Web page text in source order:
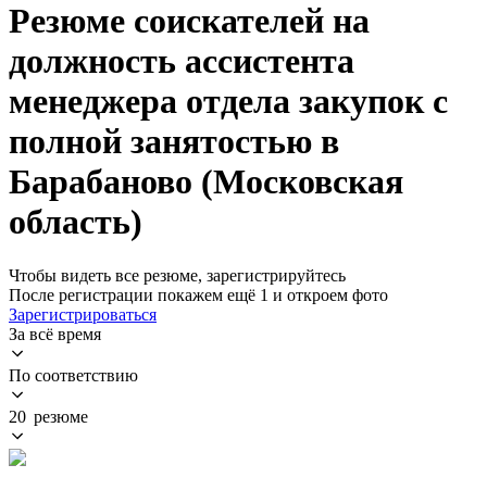
Резюме соискателей на
должность ассистента
менеджера отдела закупок с
полной занятостью в
Барабаново (Московская
область)
Чтобы видеть все резюме, зарегистрируйтесь
После регистрации покажем ещё 1 и откроем фото
Зарегистрироваться
За всё время
По соответствию
20 резюме